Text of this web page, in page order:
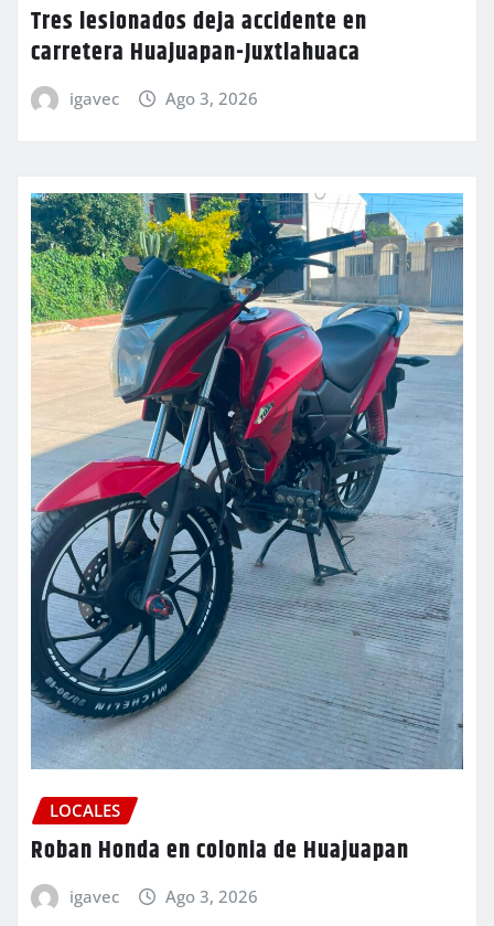
Tres lesionados deja accidente en
carretera Huajuapan-Juxtlahuaca
igavec Ago 3, 2026
LOCALES
Roban Honda en colonia de Huajuapan
igavec Ago 3, 2026